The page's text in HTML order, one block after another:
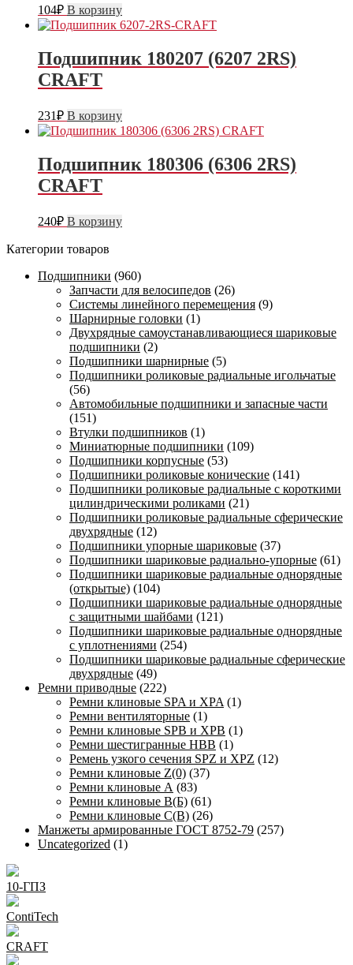
104₽ В корзину
Подшипник 180207 (6207 2RS)
CRAFT
231₽ В корзину
Подшипник 180306 (6306 2RS)
CRAFT
240₽ В корзину
Категории товаров
Подшипники (960)
Запчасти для велосипедов (26)
Системы линейного перемещения (9)
Шарнирные головки (1)
Двухрядные самоустанавливающиеся шариковые
подшипники (2)
Подшипники шарнирные (5)
Подшипники роликовые радиальные игольчатые
(56)
Автомобильные подшипники и запасные части
(151)
Втулки подшипников (1)
Миниатюрные подшипники (109)
Подшипники корпусные (53)
Подшипники роликовые конические (141)
Подшипники роликовые радиальные с короткими
цилиндрическими роликами (21)
Подшипники роликовые радиальные сферические
двухрядные (12)
Подшипники упорные шариковые (37)
Подшипники шариковые радиально-упорные (61)
Подшипники шариковые радиальные однорядные
(открытые) (104)
Подшипники шариковые радиальные однорядные
с защитными шайбами (121)
Подшипники шариковые радиальные однорядные
с уплотнениями (254)
Подшипники шариковые радиальные сферические
двухрядные (49)
Ремни приводные (222)
Ремни клиновые SPA и XPA (1)
Ремни вентиляторные (1)
Ремни клиновые SPB и XPB (1)
Ремни шестигранные HBB (1)
Ремень узкого сечения SPZ и XPZ (12)
Ремни клиновые Z(0) (37)
Ремни клиновые А (83)
Ремни клиновые В(Б) (61)
Ремни клиновые С(В) (26)
Манжеты армированные ГОСТ 8752-79 (257)
Uncategorized (1)
10-ГПЗ
ContiTech
CRAFT